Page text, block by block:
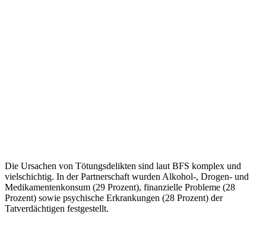
Die Ursachen von Tötungsdelikten sind laut BFS komplex und
vielschichtig. In der Partnerschaft wurden Alkohol-, Drogen- und
Medikamentenkonsum (29 Prozent), finanzielle Probleme (28
Prozent) sowie psychische Erkrankungen (28 Prozent) der
Tatverdächtigen festgestellt.